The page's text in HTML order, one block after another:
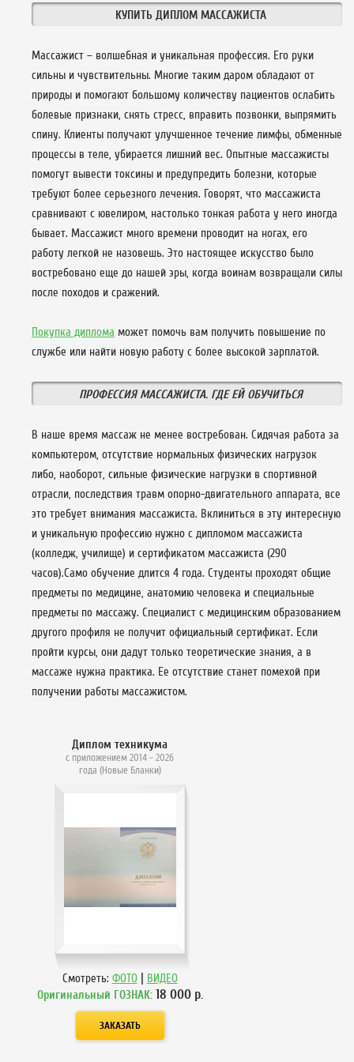
КУПИТЬ ДИПЛОМ МАССАЖИСТА
Массажист – волшебная и уникальная профессия. Его руки
сильны и чувствительны. Многие таким даром обладают от
природы и помогают большому количеству пациентов ослабить
болевые признаки, снять стресс, вправить позвонки, выпрямить
спину. Клиенты получают улучшенное течение лимфы, обменные
процессы в теле, убирается лишний вес. Опытные массажисты
помогут вывести токсины и предупредить болезни, которые
требуют более серьезного лечения. Говорят, что массажиста
сравнивают с ювелиром, настолько тонкая работа у него иногда
бывает. Массажист много времени проводит на ногах, его
работу легкой не назовешь. Это настоящее искусство было
востребовано еще до нашей эры, когда воинам возвращали силы
после походов и сражений.
Покупка диплома может помочь вам получить повышение по
службе или найти новую работу с более высокой зарплатой.
ПРОФЕССИЯ МАССАЖИСТА. ГДЕ ЕЙ ОБУЧИТЬСЯ
В наше время массаж не менее востребован. Сидячая работа за
компьютером, отсутствие нормальных физических нагрузок
либо, наоборот, сильные физические нагрузки в спортивной
отрасли, последствия травм опорно-двигательного аппарата, все
это требует внимания массажиста. Вклиниться в эту интересную
и уникальную профессию нужно с дипломом массажиста
(колледж, училище) и сертификатом массажиста (290
часов).Само обучение длится 4 года. Студенты проходят общие
предметы по медицине, анатомию человека и специальные
предметы по массажу. Специалист с медицинским образованием
другого профиля не получит официальный сертификат. Если
пройти курсы, они дадут только теоретические знания, а в
массаже нужна практика. Ее отсутствие станет помехой при
получении работы массажистом.
Диплом техникума
с приложением 2014 - 2026
года (Новые Бланки)
Смотреть: ФОТО | ВИДЕО
Оригинальный ГОЗНАК: 18 000р.